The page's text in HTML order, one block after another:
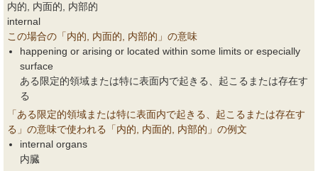
内的, 内面的, 内部的
internal
この場合の「内的, 内面的, 内部的」の意味
happening or arising or located within some limits or especially
surface
ある限定的領域または特に表面内で起きる、起こるまたは存在す
る
「ある限定的領域または特に表面内で起きる、起こるまたは存在す
る」の意味で使われる「内的, 内面的, 内部的」の例文
internal organs
内臓